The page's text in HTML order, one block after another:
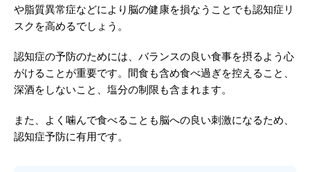
や脂質異常症などにより脳の健康を損なうことでも認知症リ
スクを高めるでしょう。
認知症の予防のためには、バランスの良い食事を摂るよう心
がけることが重要です。間食も含め食べ過ぎを控えること、
深酒をしないこと、塩分の制限も含まれます。
また、よく噛んで食べることも脳への良い刺激になるため、
認知症予防に有用です。